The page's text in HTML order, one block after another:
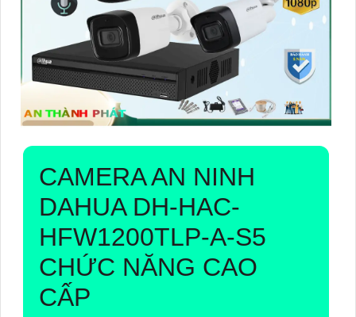
CAMERA AN NINH
DAHUA DH-HAC-
HFW1200TLP-A-S5
CHỨC NĂNG CAO
CẤP